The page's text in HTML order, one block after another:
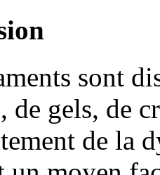
sont
de gels, de
de la